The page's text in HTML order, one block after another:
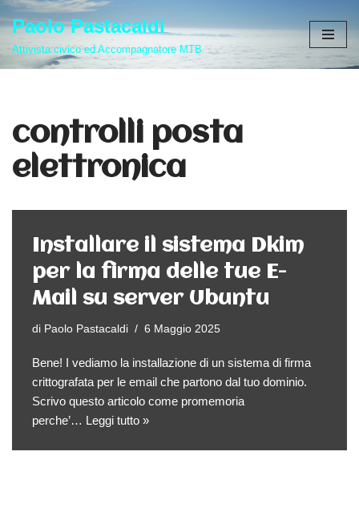
Vai
Paolo Pastacaldi
Attivista civico ed Accompagnatore MTB
controlli posta
elettronica
Installare il sistema Dkim
per la firma delle tue E-
Mail su server Ubuntu
di Paolo Pastacaldi 6 Maggio 2025
Bene! I vediamo la installazione di un sistema di firma
crittografata per le email che partono dal tuo dominio.
Scrivo questo articolo come promemoria
perche’… Leggi tutto »